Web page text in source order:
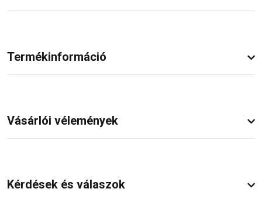
Termékinformáció
Vásárlói vélemények
Kérdések és válaszok